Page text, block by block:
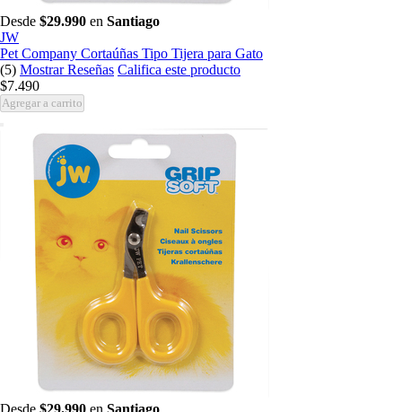
Desde $29.990 en Santiago
JW
Pet Company Cortaúñas Tipo Tijera para Gato
(5) Mostrar Reseñas Califica este producto
$7.490
Agregar a carrito
Desde $29.990 en Santiago